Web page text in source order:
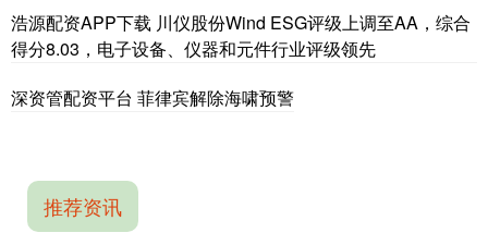
浩源配资APP下载 川仪股份Wind ESG评级上调至AA，综合
得分8.03，电子设备、仪器和元件行业评级领先
深资管配资平台 菲律宾解除海啸预警
推荐资讯